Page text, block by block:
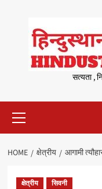
content
सत्यता ,
Menu
HOME क्षेत्रीय आगामी
क्षेत्रीय सिवनी